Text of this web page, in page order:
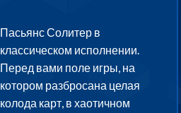
Пасьянс Солитер в
классическом исполнении.
Перед вами поле игры, на
котором разбросана целая
колода карт, в хаотичном